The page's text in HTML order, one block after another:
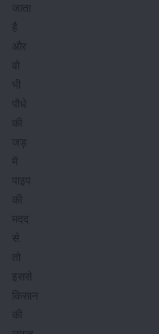
जाता
है
और
वो
भी
पौधे
की
जड़
में
पाइप
की
मदद
से.
तो
इससे
किसान
की